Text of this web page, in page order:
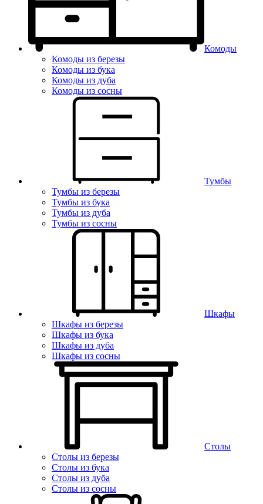
Комоды
Комоды из березы
Комоды из бука
Комоды из дуба
Комоды из сосны
Тумбы
Тумбы из березы
Тумбы из бука
Тумбы из дуба
Тумбы из сосны
Шкафы
Шкафы из березы
Шкафы из бука
Шкафы из дуба
Шкафы из сосны
Столы
Столы из березы
Столы из бука
Столы из дуба
Столы из сосны